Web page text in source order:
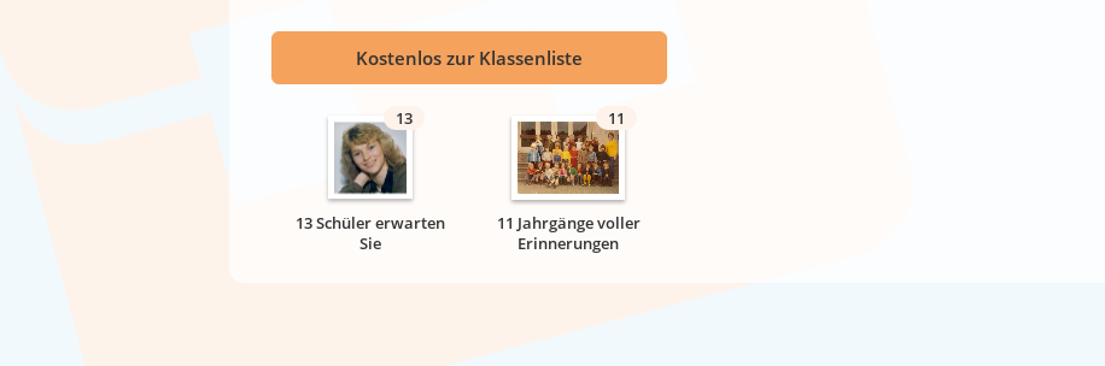
Kostenlos zur Klassenliste
13
13 Schüler erwarten
Sie
11
11 Jahrgänge voller
Erinnerungen